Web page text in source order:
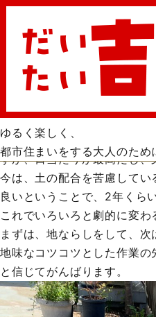
ゆるく楽しく、
都市住まいをする大人のため
三浦しをん「なにごとも腹
会員登録
お知らせ福井憲彦
屋上ガーデニング出逢い
お問
屋上でガーデニングをするの
すが、日当たりが最高だし、
今は、土の配合を苦慮して
良いということで、2年くら
これでいろいろと劇的に変わ
まずは、地ならしをして、次
地味なコツコツとした作業の
と信じてがんばります。